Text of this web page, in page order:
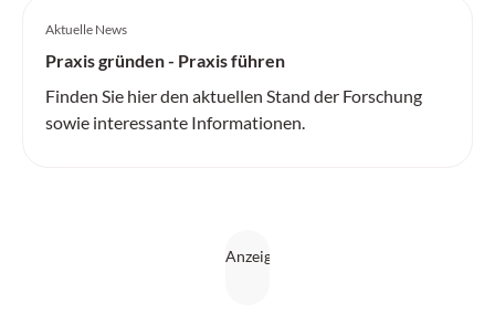
Aktuelle News
Praxis gründen - Praxis führen
Finden Sie hier den aktuellen Stand der Forschung
sowie interessante Informationen.